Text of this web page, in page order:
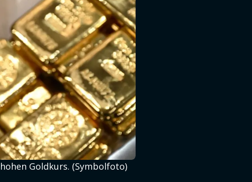
Goldkurs. (Symbolfoto)